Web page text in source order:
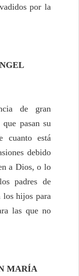
por la
de gran
pasan su
cuanto está
debido
a Dios, o lo
padres de
los hijos para
las que no
MARÍA